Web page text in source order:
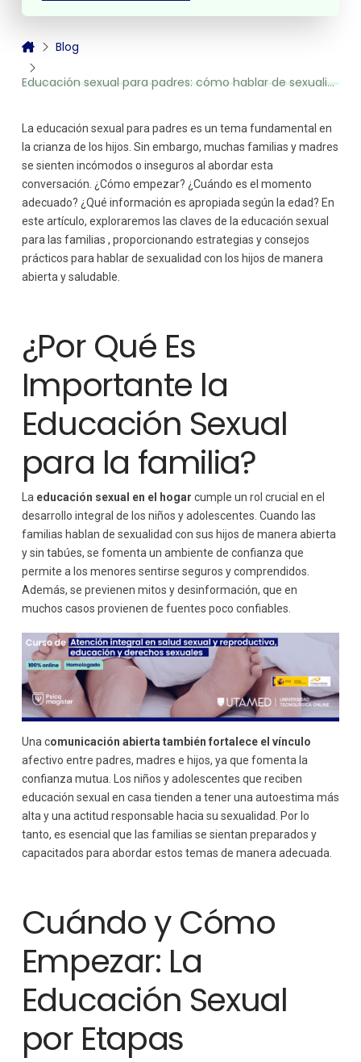
Adolescencia (13-18 años)
Hijos
La Importancia del Rol de la familia en la Educación
Herramientas y Recursos para la familia
Blog
Educación sexual para padres: cómo hablar de sexualidad con tus hijos
La educación sexual para padres es un tema fundamental en
la crianza de los hijos. Sin embargo, muchas familias y madres
se sienten incómodos o inseguros al abordar esta
conversación. ¿Cómo empezar? ¿Cuándo es el momento
adecuado? ¿Qué información es apropiada según la edad? En
este artículo, exploraremos las claves de la educación sexual
para las familias , proporcionando estrategias y consejos
prácticos para hablar de sexualidad con los hijos de manera
abierta y saludable.
¿Por Qué Es
Importante la
Educación Sexual
para la familia?
La educación sexual en el hogar cumple un rol crucial en el
desarrollo integral de los niños y adolescentes. Cuando las
familias hablan de sexualidad con sus hijos de manera abierta
y sin tabúes, se fomenta un ambiente de confianza que
permite a los menores sentirse seguros y comprendidos.
Además, se previenen mitos y desinformación, que en
muchos casos provienen de fuentes poco confiables.
Una comunicación abierta también fortalece el vínculo
afectivo entre padres, madres e hijos, ya que fomenta la
confianza mutua. Los niños y adolescentes que reciben
educación sexual en casa tienden a tener una autoestima más
alta y una actitud responsable hacia su sexualidad. Por lo
tanto, es esencial que las familias se sientan preparados y
capacitados para abordar estos temas de manera adecuada.
Cuándo y Cómo
Empezar: La
Educación Sexual
por Etapas